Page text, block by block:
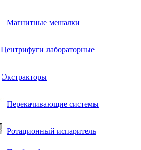
Магнитные мешалки
Центрифуги лабораторные
Экстракторы
Перекачивающие системы
Ротационный испаритель